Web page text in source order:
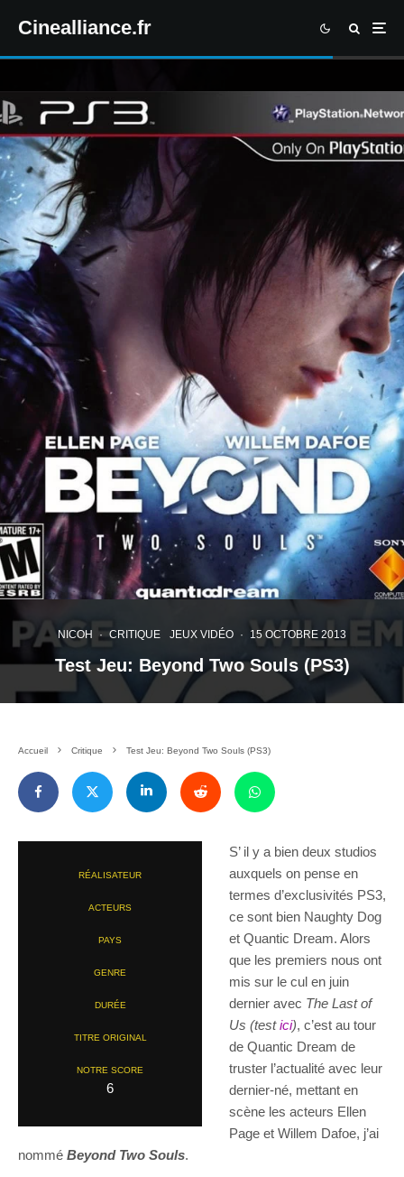
Cinealliance.fr
NICOH · CRITIQUE JEUX VIDÉO · 15 OCTOBRE 2013
Test Jeu: Beyond Two Souls (PS3)
Accueil Critique Test Jeu: Beyond Two Souls (PS3)
RÉALISATEUR
ACTEURS
PAYS
GENRE
DURÉE
TITRE ORIGINAL
NOTRE SCORE
6
S’ il y a bien deux studios
auxquels on pense en
termes d’exclusivités PS3,
ce sont bien Naughty Dog
et Quantic Dream. Alors
que les premiers nous ont
mis sur le cul en juin
dernier avec The Last of
Us (testici), c’est au tour
de Quantic Dream de
truster l’actualité avec leur
dernier-né, mettant en
scène les acteurs Ellen
Page et Willem Dafoe, j’ai
nommé Beyond Two Souls.